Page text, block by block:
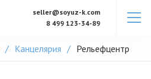
seller@soyuz-k.com
8 499 123-34-89
Канцелярия Рельефцентр